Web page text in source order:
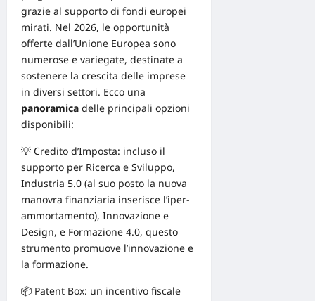
grazie al supporto di fondi europei
mirati. Nel 2026, le opportunità
offerte dall’Unione Europea sono
numerose e variegate, destinate a
sostenere la crescita delle imprese
in diversi settori. Ecco una
panoramica delle principali opzioni
disponibili:
💡 Credito d’Imposta: incluso il
supporto per Ricerca e Sviluppo,
Industria 5.0 (al suo posto la nuova
manovra finanziaria inserisce l’iper-
ammortamento), Innovazione e
Design, e Formazione 4.0, questo
strumento promuove l’innovazione e
la formazione.
📦 Patent Box: un incentivo fiscale